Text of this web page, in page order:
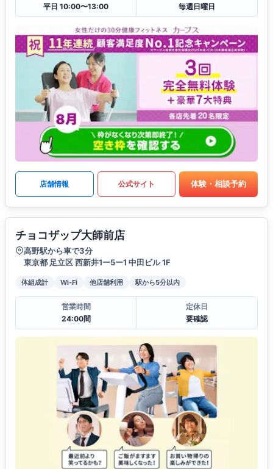
平日 10:00〜13:00
毎週日曜日
店舗情報 公式サイト 体験・相談予約
チョコザップ大師前店
高野駅から車で3分
東京都 足立区 西新井1ー5ー1 中田ビル 1F
体組成計 Wi-Fi 他店舗利用 駅から5分以内
営業時間
24:00間
定休日
要確認